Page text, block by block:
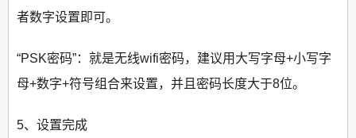
者数字设置即可。
“PSK密码”：就是无线wifi密码，建议用大写字母+小写字
母+数字+符号组合来设置，并且密码长度大于8位。
5、设置完成